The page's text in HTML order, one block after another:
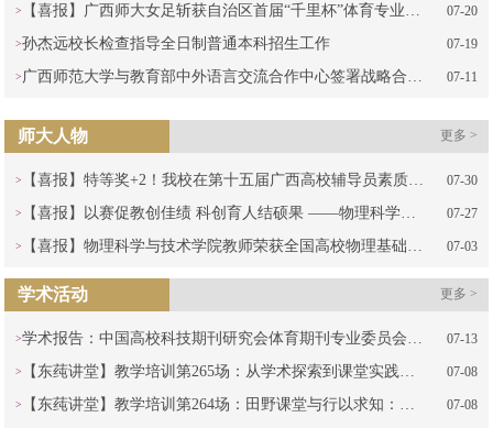
【喜报】广西师大女足斩获自治区首届“千里杯”体育专业女子组冠军 07-20
孙杰远校长检查指导全日制普通本科招生工作 07-19
广西师范大学与教育部中外语言交流合作中心签署战略合作协议 07-11
师大人物 更多 >
【喜报】特等奖+2！我校在第十五届广西高校辅导员素质能力大赛喜获佳绩 07-30
【喜报】以赛促教创佳绩 科创育人结硕果 ——物理科学与技术学院师生在多项高水平竞赛中斩获佳绩 07-27
【喜报】物理科学与技术学院教师荣获全国高校物理基础课程青教赛中南地区复赛一等奖 07-03
学术活动 更多 >
学术报告：中国高校科技期刊研究会体育期刊专业委员会2026年会议 07-13
【东莼讲堂】教学培训第265场：从学术探索到课堂实践：科研成果向教学转化的路径设计——以《民族社会学》为例 07-08
【东莼讲堂】教学培训第264场：田野课堂与行以求知：社会工作实践教学改革的实证效果与实施路径 07-08